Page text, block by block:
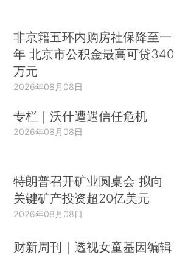
非京籍五环内购房社保降至一
年 北京市公积金最高可贷340
万元
2026年08月08日
专栏｜沃什遭遇信任危机
2026年08月08日
特朗普召开矿业圆桌会 拟向
关键矿产投资超20亿美元
2026年08月08日
财新周刊｜透视女童基因编辑